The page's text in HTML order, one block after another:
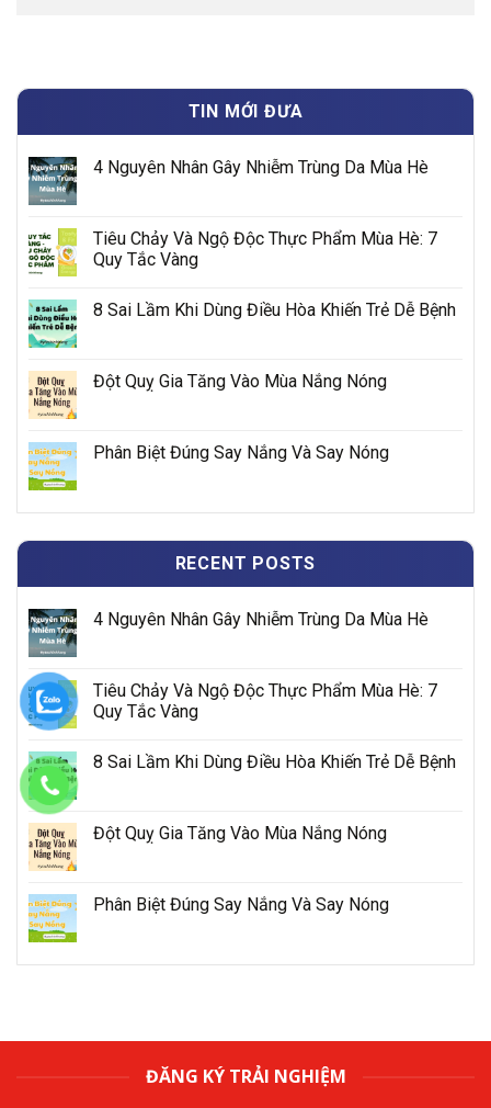
TIN MỚI ĐƯA
4 Nguyên Nhân Gây Nhiễm Trùng Da Mùa Hè
Tiêu Chảy Và Ngộ Độc Thực Phẩm Mùa Hè: 7
Quy Tắc Vàng
8 Sai Lầm Khi Dùng Điều Hòa Khiến Trẻ Dễ Bệnh
Đột Quỵ Gia Tăng Vào Mùa Nắng Nóng
Phân Biệt Đúng Say Nắng Và Say Nóng
RECENT POSTS
4 Nguyên Nhân Gây Nhiễm Trùng Da Mùa Hè
Tiêu Chảy Và Ngộ Độc Thực Phẩm Mùa Hè: 7
Quy Tắc Vàng
8 Sai Lầm Khi Dùng Điều Hòa Khiến Trẻ Dễ Bệnh
Đột Quỵ Gia Tăng Vào Mùa Nắng Nóng
Phân Biệt Đúng Say Nắng Và Say Nóng
ĐĂNG KÝ TRẢI NGHIỆM